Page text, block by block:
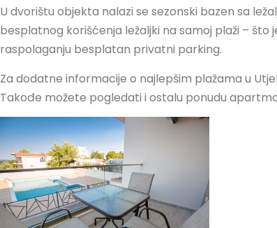
U dvorištu objekta nalazi se sezonski bazen sa
besplatnog korišćenja ležaljki na samoj plaži –
raspolaganju besplatan privatni parking.
Za dodatne informacije o najlepšim plažama u
Takođe možete pogledati i ostalu ponudu